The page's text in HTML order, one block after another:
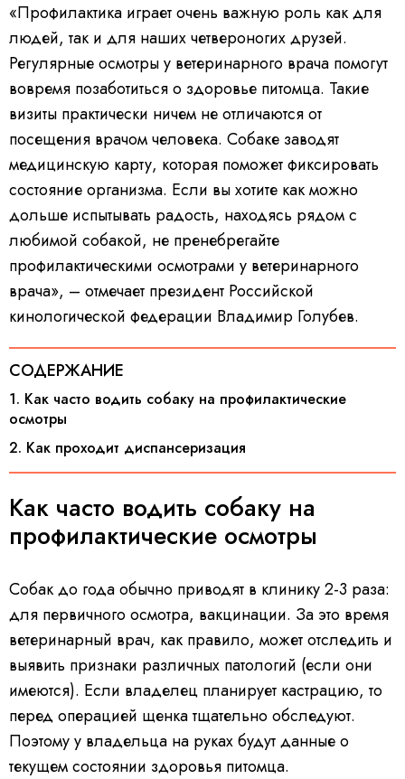
«Профилактика играет очень важную роль как для
людей, так и для наших четвероногих друзей.
Регулярные осмотры у ветеринарного врача помогут
вовремя позаботиться о здоровье питомца. Такие
визиты практически ничем не отличаются от
посещения врачом человека. Собаке заводят
медицинскую карту, которая поможет фиксировать
состояние организма. Если вы хотите как можно
дольше испытывать радость, находясь рядом с
любимой собакой, не пренебрегайте
профилактическими осмотрами у ветеринарного
врача», – отмечает президент Российской
кинологической федерации Владимир Голубев.
СОДЕРЖАНИЕ
1. Как часто водить собаку на профилактические
осмотры
2. Как проходит диспансеризация
Как часто водить собаку на
профилактические осмотры
Собак до года обычно приводят в клинику 2-3 раза:
для первичного осмотра, вакцинации. За это время
ветеринарный врач, как правило, может отследить и
выявить признаки различных патологий (если они
имеются). Если владелец планирует кастрацию, то
перед операцией щенка тщательно обследуют.
Поэтому у владельца на руках будут данные о
текущем состоянии здоровья питомца.